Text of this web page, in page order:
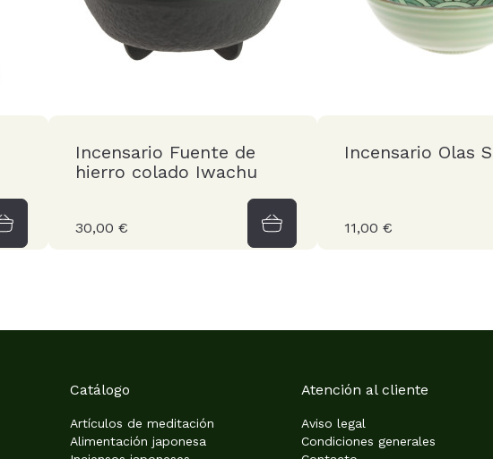
Incensario Fuente de
hierro colado Iwachu
30,00 €
Incensario Olas
11,00 €
Catálogo
Artículos de meditación
Alimentación japonesa
Atención al cliente
Aviso legal
Condiciones generales